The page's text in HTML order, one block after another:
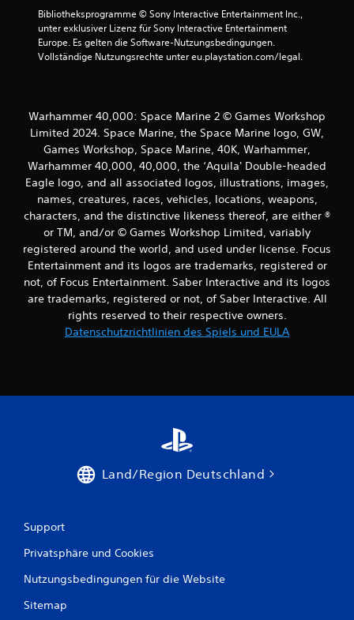
Bibliotheksprogramme © Sony Interactive Entertainment Inc.,
unter exklusiver Lizenz für Sony Interactive Entertainment
Europe. Es gelten die Software-Nutzungsbedingungen.
Vollständige Nutzungsrechte unter eu.playstation.com/legal.
Warhammer 40,000: Space Marine 2 © Games Workshop
Limited 2024. Space Marine, the Space Marine logo, GW,
Games Workshop, Space Marine, 40K, Warhammer,
Warhammer 40,000, 40,000, the ‘Aquila' Double-headed
Eagle logo, and all associated logos, illustrations, images,
names, creatures, races, vehicles, locations, weapons,
characters, and the distinctive likeness thereof, are either ®
or TM, and/or © Games Workshop Limited, variably
registered around the world, and used under license. Focus
Entertainment and its logos are trademarks, registered or
not, of Focus Entertainment. Saber Interactive and its logos
are trademarks, registered or not, of Saber Interactive. All
rights reserved to their respective owners.
Datenschutzrichtlinien des Spiels und EULA
Land/Region Deutschland
Support
Privatsphäre und Cookies
Nutzungsbedingungen für die Website
Sitemap